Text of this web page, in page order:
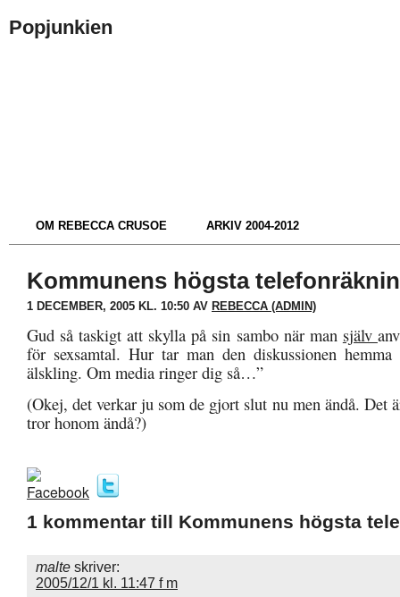
Popjunkien
OM REBECCA CRUSOE ARKIV 2004-2012
Kommunens högsta
1 DECEMBER, 2005 KL. 10:50 AV REBECCA (ADMIN)
Gud så taskigt att skylla på sin sambo när man själv
för sexsamtal. Hur tar man den diskussionen
älskling. Om media ringer dig så…”
(Okej, det verkar ju som de gjort slut nu men ändå. Det
tror honom ändå?)
1 kommentar till Kommunens högsta
malte skriver:
2005/12/1 kl. 11:47 f m